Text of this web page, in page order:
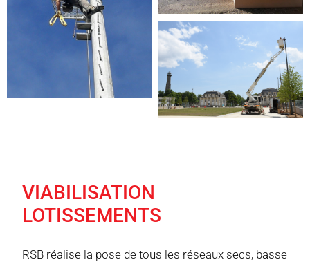
VIABILISATION
LOTISSEMENTS
RSB réalise la pose de tous les réseaux secs, basse